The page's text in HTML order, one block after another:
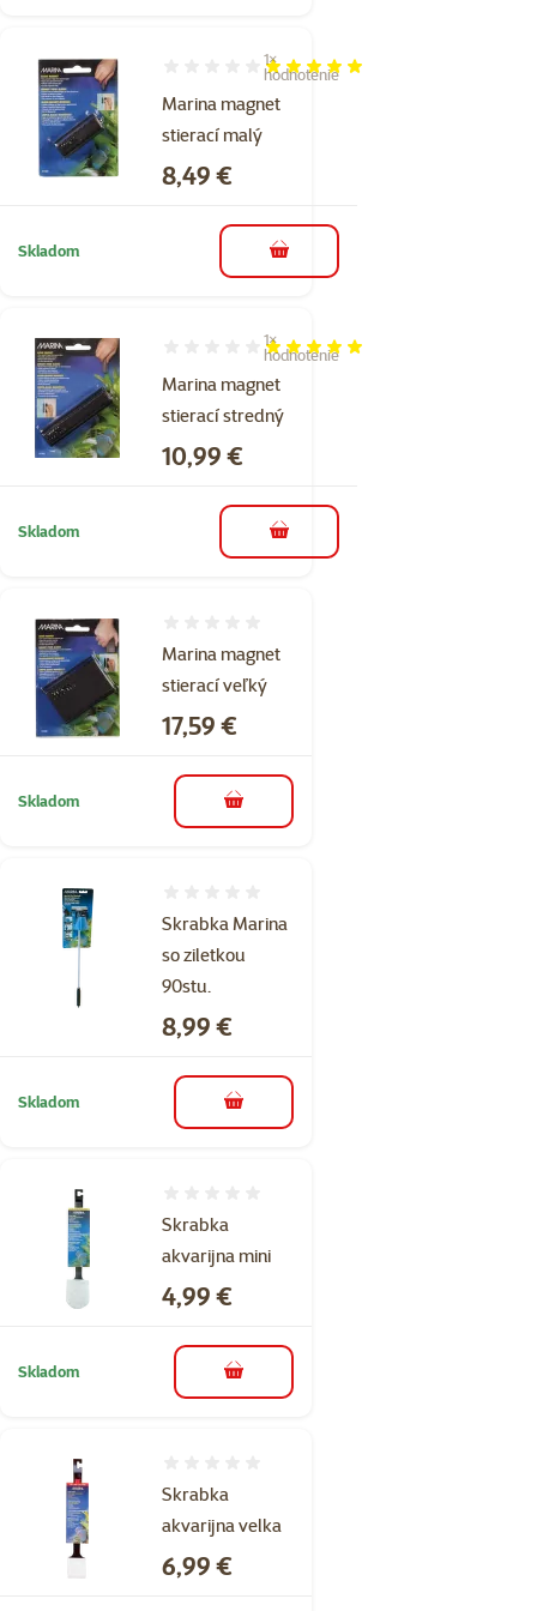
Marina magnet
stierací malý
Hodnotenie 100%, počet hodnotení: 1
1×
hodnotenie
Cena
8,49 €
Skladom do košíka
Marina magnet
stierací stredný
Hodnotenie 100%, počet hodnotení: 1
1×
hodnotenie
Cena
10,99 €
Skladom do košíka
Marina magnet
stierací veľký
Cena
17,59 €
Skladom do košíka
Skrabka Marina
so ziletkou
90stu.
Cena
8,99 €
Skladom do košíka
Skrabka
akvarijna mini
Cena
4,99 €
Skladom do košíka
Skrabka
akvarijna velka
Cena
6,99 €